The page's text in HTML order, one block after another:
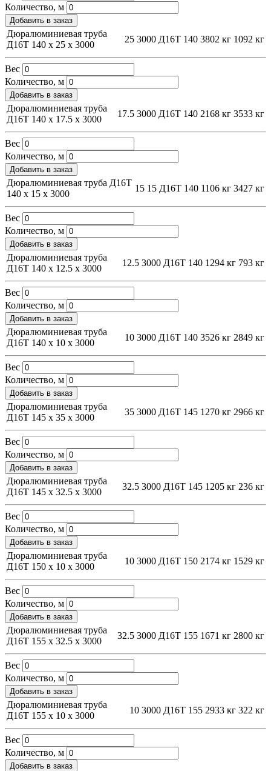
Количество, м
Добавить в заказ
Дюралюминиевая труба
Д16Т 140 х 25 х 3000
25 3000 Д16Т 140 3802 кг 1092 кг
Вес
Количество, м
Добавить в заказ
Дюралюминиевая труба
Д16Т 140 х 17.5 х 3000
17.5 3000 Д16Т 140 2168 кг 3533 кг
Вес
Количество, м
Добавить в заказ
Дюралюминиевая труба Д16Т
140 х 15 х 3000
15 15 Д16Т 140 1106 кг 3427 кг
Вес
Количество, м
Добавить в заказ
Дюралюминиевая труба
Д16Т 140 х 12.5 х 3000
12.5 3000 Д16Т 140 1294 кг 793 кг
Вес
Количество, м
Добавить в заказ
Дюралюминиевая труба
Д16Т 140 х 10 х 3000
10 3000 Д16Т 140 3526 кг 2849 кг
Вес
Количество, м
Добавить в заказ
Дюралюминиевая труба
Д16Т 145 х 35 х 3000
35 3000 Д16Т 145 1270 кг 2966 кг
Вес
Количество, м
Добавить в заказ
Дюралюминиевая труба
Д16Т 145 х 32.5 х 3000
32.5 3000 Д16Т 145 1205 кг 236 кг
Вес
Количество, м
Добавить в заказ
Дюралюминиевая труба
Д16Т 150 х 10 х 3000
10 3000 Д16Т 150 2174 кг 1529 кг
Вес
Количество, м
Добавить в заказ
Дюралюминиевая труба
Д16Т 155 х 32.5 х 3000
32.5 3000 Д16Т 155 1671 кг 2800 кг
Вес
Количество, м
Добавить в заказ
Дюралюминиевая труба
Д16Т 155 х 10 х 3000
10 3000 Д16Т 155 2933 кг 322 кг
Вес
Количество, м
Добавить в заказ